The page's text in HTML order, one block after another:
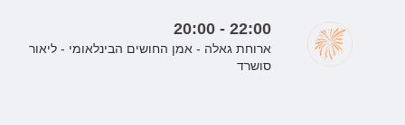
20:00 - 22:00
ארוחת גאלה - אמן החושים הבינלאומי - ליאור
סושרד